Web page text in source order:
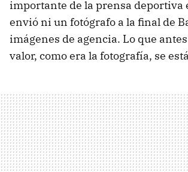
importante de la prensa deportiva
envió ni un fotógrafo a la final de
imágenes de agencia. Lo que
valor, como era la fotografía, se